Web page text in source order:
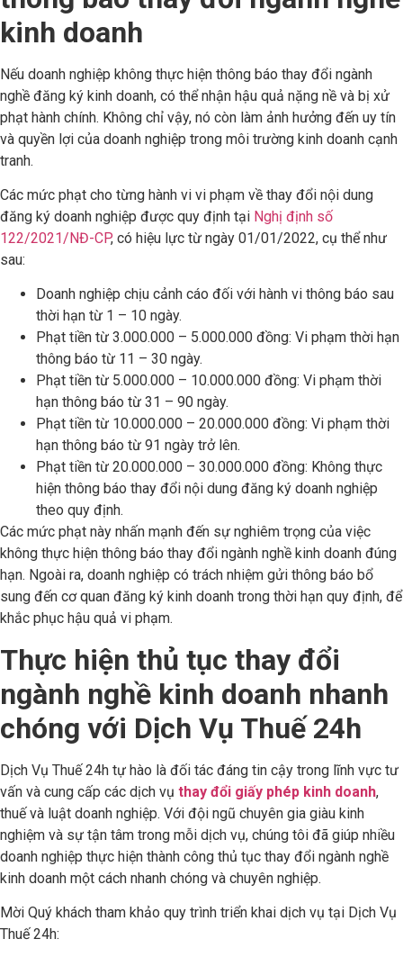
kinh doanh
Nếu doanh nghiệp không thực hiện thông báo thay đổi ngành
nghề đăng ký kinh doanh, có thể nhận hậu quả nặng nề và bị xử
phạt hành chính. Không chỉ vậy, nó còn làm ảnh hưởng đến uy tín
và quyền lợi của doanh nghiệp trong môi trường kinh doanh cạnh
tranh.
Các mức phạt cho từng hành vi vi phạm về thay đổi nội dung
đăng ký doanh nghiệp được quy định tại Nghị định số
122/2021/NĐ-CP, có hiệu lực từ ngày 01/01/2022, cụ thể như
sau:
Doanh nghiệp chịu cảnh cáo đối với hành vi thông báo sau
thời hạn từ 1 – 10 ngày.
Phạt tiền từ 3.000.000 – 5.000.000 đồng: Vi phạm thời hạn
thông báo từ 11 – 30 ngày.
Phạt tiền từ 5.000.000 – 10.000.000 đồng: Vi phạm thời
hạn thông báo từ 31 – 90 ngày.
Phạt tiền từ 10.000.000 – 20.000.000 đồng: Vi phạm thời
hạn thông báo từ 91 ngày trở lên.
Phạt tiền từ 20.000.000 – 30.000.000 đồng: Không thực
hiện thông báo thay đổi nội dung đăng ký doanh nghiệp
theo quy định.
Các mức phạt này nhấn mạnh đến sự nghiêm trọng của việc
không thực hiện thông báo thay đổi ngành nghề kinh doanh đúng
hạn. Ngoài ra, doanh nghiệp có trách nhiệm gửi thông báo bổ
sung đến cơ quan đăng ký kinh doanh trong thời hạn quy định, để
khắc phục hậu quả vi phạm.
Thực hiện thủ tục thay đổi
ngành nghề kinh doanh nhanh
chóng với Dịch Vụ Thuế 24h
Dịch Vụ Thuế 24h tự hào là đối tác đáng tin cậy trong lĩnh vực tư
vấn và cung cấp các dịch vụ thay đổi giấy phép kinh doanh,
thuế và luật doanh nghiệp. Với đội ngũ chuyên gia giàu kinh
nghiệm và sự tận tâm trong mỗi dịch vụ, chúng tôi đã giúp nhiều
doanh nghiệp thực hiện thành công thủ tục thay đổi ngành nghề
kinh doanh một cách nhanh chóng và chuyên nghiệp.
Mời Quý khách tham khảo quy trình triển khai dịch vụ tại Dịch Vụ
Thuế 24h: